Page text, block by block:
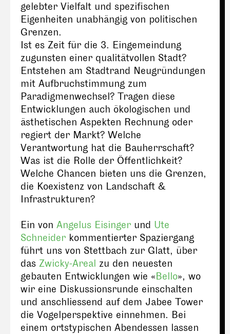
gelebter Vielfalt und spezifischen
Eigenheiten unabhängig von politischen
Grenzen.
Ist es Zeit für die 3. Eingemeindung
zugunsten einer qualitätvollen Stadt?
Entstehen am Stadtrand Neugründungen
mit Aufbruchstimmung zum
Paradigmenwechsel? Tragen diese
Entwicklungen auch ökologischen und
ästhetischen Aspekten Rechnung oder
regiert der Markt? Welche
Verantwortung hat die Bauherrschaft?
Was ist die Rolle der Öffentlichkeit?
Welche Chancen bieten uns die Grenzen,
die Koexistenz von Landschaft &
Infrastrukturen?
Ein von Angelus Eisinger und Ute
Schneider kommentierter Spaziergang
führt uns von Stettbach zur Glatt, über
das Zwicky-Areal zu den neuesten
gebauten Entwicklungen wie «Bello», wo
wir eine Diskussionsrunde einschalten
und anschliessend auf dem Jabee Tower
die Vogelperspektive einnehmen. Bei
einem ortstypischen Abendessen lassen